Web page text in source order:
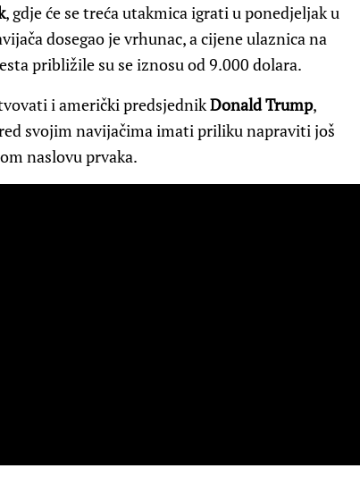
, gdje će se treća utakmica igrati u ponedjeljak u
dosegao je vrhunac, a cijene ulaznica na
približile su se iznosu od 9.000 dolara.
i američki predsjednikDonald Trump,
svojim navijačima imati priliku napraviti još
naslovu prvaka.